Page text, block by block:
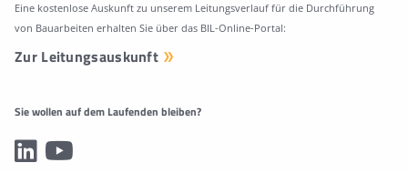
Eine kostenlose Auskunft zu unserem Leitungsverlauf für die Durchführung
von Bauarbeiten erhalten Sie über das BIL-Online-Portal:
Zur Leitungsauskunft
Sie wollen auf dem Laufenden bleiben?